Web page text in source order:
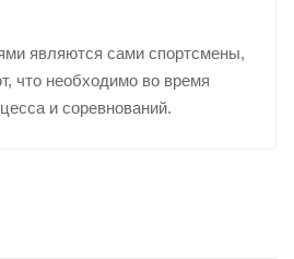
являются сами спортсмены,
что необходимо во время
и соревнований.